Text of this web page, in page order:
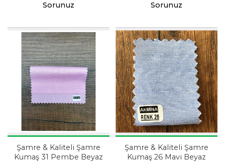
Sorunuz
Sorunuz
Şamre & Kaliteli Şamre
Kumaş 31 Pembe Beyaz
Şamre & Kaliteli Şamre
Kumaş 26 Mavi Beyaz